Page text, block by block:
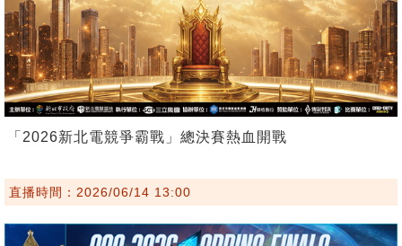
「2026新北電競爭霸戰」總決賽熱血開戰
直播時間：2026/06/14 13:00